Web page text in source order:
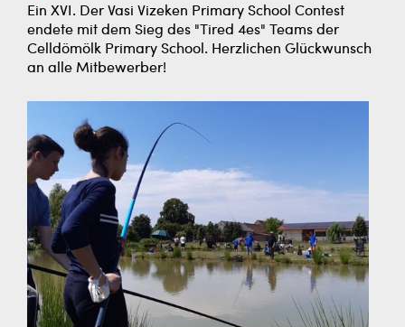
Ein XVI. Der Vasi Vizeken Primary School Contest
endete mit dem Sieg des "Tired 4es" Teams der
Celldömölk Primary School. Herzlichen Glückwunsch
an alle Mitbewerber!